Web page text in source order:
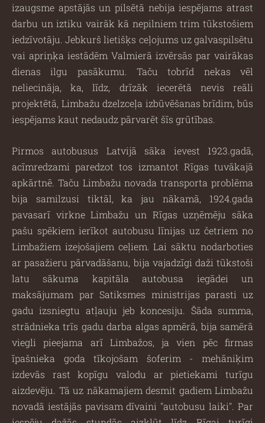
izaugsme apstājās un pilsētā nebija iespējams atrast
darbu un iztiku vairāk kā nepilniem trim tūkstošiem
iedzīvotāju. Jebkurš lietišķs ceļojums uz galvaspilsētu
vai apriņķa iestādēm Valmierā izvērsās par vairākas
dienas ilgu pasākumu. Taču tobrīd nekas vēl
neliecināja, ka, līdz, drīzāk iecerētā nevis reāli
projektētā, Limbažu dzelzceļa izbūvēšanas brīdim, būs
iespējams kaut nedaudz pārvarēt šīs grūtības.
Pirmos autobusus Latvijā sāka ievest 1923.gadā,
acīmredzami paredzot tos izmantot Rīgas tuvākajā
apkārtnē. Taču Limbažu novada transporta problēma
bija samilzusi tiktāl, ka jau nākamā, 1924.gada
pavasarī virkne Limbažu un Rīgas uzņēmēju sāka
pašu spēkiem ierīkot autobusu līnijas uz četriem no
Limbažiem izejošajiem ceļiem. Lai sāktu nodarboties
ar pasažieru pārvadāšanu, bija vajadzīgi daži tūkstoši
latu sākuma kapitāla autobusa iegādei un
maksājumam par Satiksmes ministrijas parasti uz
gadu izsniegtu atļauju jeb koncesiju. Šāda summa,
strādnieka trīs gadu darba algas apmērā, bija samērā
viegli pieejama arī Limbažos, ja vien pēc firmas
īpašnieka goda tīkojošam šoferim - mehāniķim
izdevās rast kopīgu valodu ar pietiekami turīgu
aizdevēju. Tā uz nākamajiem desmit gadiem Limbažu
novadā iestājās pavisam dīvaini ''autobusu laiki''. Par